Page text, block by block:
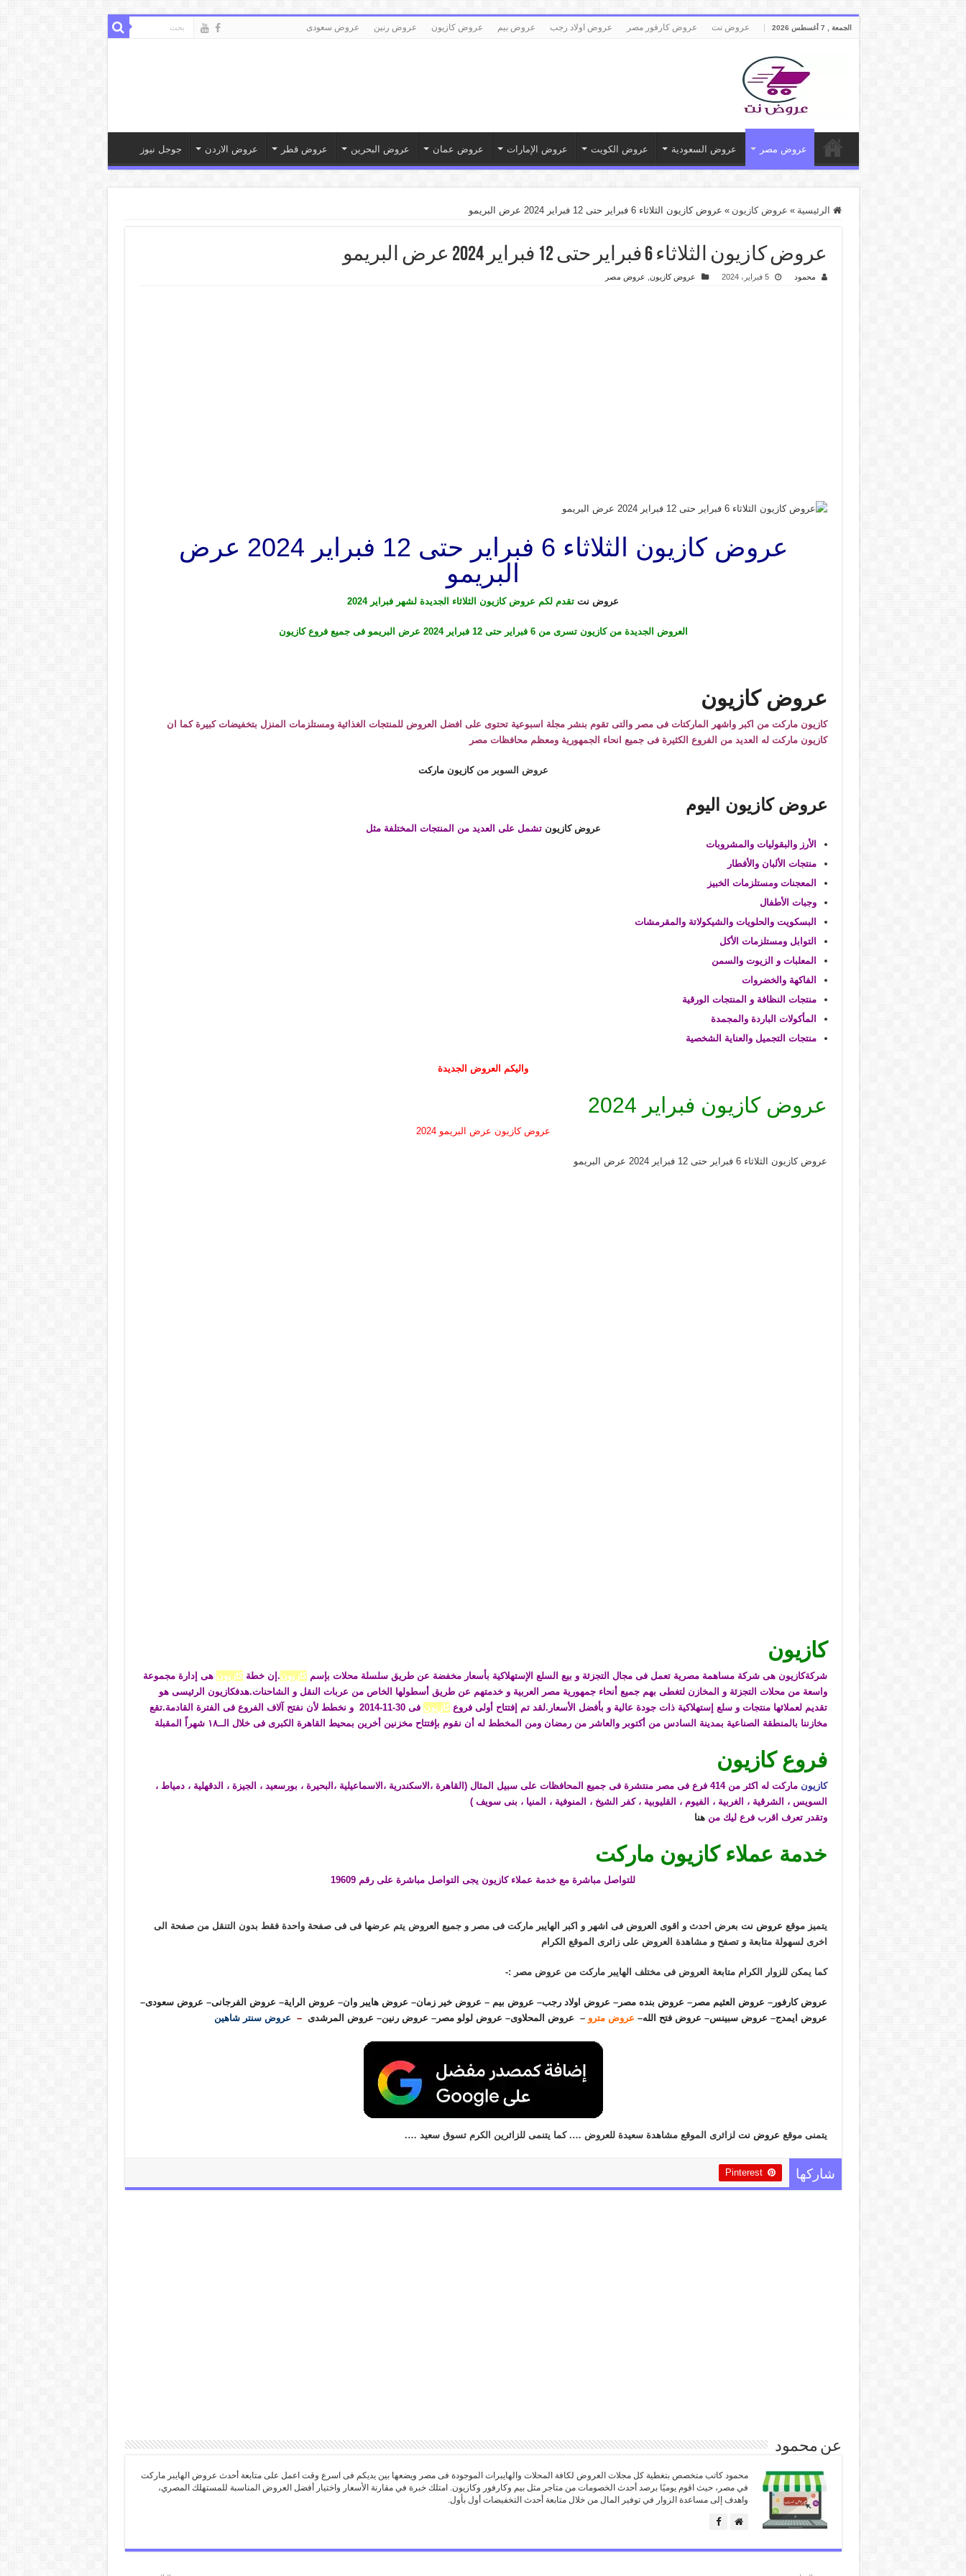
الجمعة , 7 أغسطس 2026 عروض نت عروض كارفور مصر عروض اولاد رجب عروض بيم عروض كازيون عروض رنين عروض سعودى
عروض مصر عروض السعودية عروض الكويت عروض الإمارات عروض عمان عروض البحرين عروض قطر عروض الاردن جوجل نيوز
الرئيسية » عروض كازيون » عروض كازيون الثلاثاء 6 فبراير حتى 12 فبراير 2024 عرض البريمو
عروض كازيون الثلاثاء 6 فبراير حتى 12 فبراير 2024 عرض البريمو
محمود 5 فبراير، 2024 عروض كازيون عروض مصر
عروض كازيون الثلاثاء 6 فبراير حتى 12 فبراير 2024 عرض
البريمو
عروض نت تقدم لكم عروض كازيون الثلاثاء الجديدة لشهر فبراير 2024
العروض الجديدة من كازيون تسرى من 6 فبراير حتى 12 فبراير 2024 عرض البريمو فى جميع فروع كازيون
عروض كازيون
كازيون ماركت من اكبر واشهر الماركتات فى مصر والتى تقوم بنشر مجلة اسبوعية تحتوى على افضل العروض للمنتجات الغذائية ومستلزمات المنزل بتخفيضات كبيرة كما ان
كازيون ماركت له العديد من الفروع الكثيرة فى جميع انحاء الجمهورية ومعظم محافظات مصر
عروض السوبر منكازيون ماركت
عروض كازيون اليوم
عروض كازيون تشمل على العديد من المنتجات المختلفة مثل
الأرز والبقوليات والمشروبات
منتجات الألبان والأفطار
المعجنات ومستلزمات الخبيز
وجبات الأطفال
البسكويت والحلويات والشيكولاتة والمقرمشات
التوابل ومستلزمات الأكل
المعلبات و الزيوت والسمن
الفاكهة والخضروات
منتجات النظافة و المنتجات الورقية
المأكولات الباردة والمجمدة
منتجات التجميل والعناية الشخصية
واليكم العروض الجديدة
عروض كازيون فبراير 2024
عروض كازيون عرض البريمو 2024
عروض كازيون الثلاثاء 6 فبراير حتى 12 فبراير 2024 عرض البريمو
كازيون
شركةكازيون هى شركة مساهمة مصرية تعمل فى مجال التجزئة و بيع السلع الإستهلاكية بأسعار مخفضة عن طريق سلسلة محلات بإسمكازيون.إن خطةكازيون هى إدارة مجموعة
واسعة من محلات التجزئة و المخازن لتغطى بهم جميع أنحاء جمهورية مصر العربية و خدمتهم عن طريق أسطولها الخاص من عربات النقل و الشاحنات.هدفكازيون الرئيسى هو
تقديم لعملائها منتجات و سلع إستهلاكية ذات جودة عالية و بأفضل الأسعار.لقد تم إفتتاح أولى فروعكازيون
فى 30-11-2014 و نخطط لأن نفتح آلاف الفروع فى الفترة القادمة.تقع
مخازننا بالمنطقة الصناعية بمدينة السادس من أكتوبر والعاشر من رمضان ومن المخطط له أن نقوم بإفتتاح مخزنين أخرين بمحيط القاهرة الكبرى فى خلال الــ١٨ شهراً المقبلة
فروع كازيون
كازيون
ماركت له اكثر من 414 فرع فى مصر منتشرة فى جميع المحافظات على سبيل المثال (القاهرة ،الاسكندرية ،الاسماعيلية ،البحيرة ، بورسعيد ، الجيزة ، الدقهلية ، دمياط ،
السويس ، الشرقية ، الغربية ، الفيوم ، القليوبية ، كفر الشيخ ، المنوفية ، المنيا ، بنى سويف )
وتقدر تعرف اقرب فرع ليك من هنا
خدمة عملاء كازيون ماركت
للتواصل مباشرة مع خدمة عملاء كازيون يجى التواصل مباشرة على رقم 19609
يتميز موقع عروض نت بعرض احدث و اقوى العروض فى اشهر و اكبر الهايبر ماركت فى مصر و جميع العروض يتم عرضها فى فى صفحة واحدة فقط بدون التنقل من صفحة الى
اخرى لسهولة متابعة و تصفح و مشاهدة العروض على زائرى الموقع الكرام
كما يمكن للزوار الكرام متابعة العروض فى مختلف الهايبر ماركت من عروض مصر :-
عروض كارفور– عروض العثيم مصر– عروض بنده مصر– عروض اولاد رجب– عروض بيم – عروض خير زمان– عروض هايبر وان– عروض الراية– عروض الفرجانى– عروض سعودى–
عروض ايمدج– عروض سبينس– عروض فتح الله– عروض مترو – عروض المحلاوى– عروض لولو مصر– عروض رنين– عروض المرشدى – عروض سنتر شاهين
يتمنى موقع عروض نت لزائرى الموقع مشاهدة سعيدة للعروض …. كما يتنمى للزائرين الكرم تسوق سعيد ….
شاركها Pinterest
عن محمود
محمود كاتب متخصص بتغطية كل مجلات العروض لكافة المحلات والهايبرات الموجودة فى مصر ويضعها بين يديكم فى اسرع وقت اعمل على متابعة أحدث عروض الهايبر ماركت
في مصر، حيث اقوم يوميًا برصد أحدث الخصومات من متاجر مثل بيم وكارفور وكازيون. امتلك خبرة في مقارنة الأسعار واختيار أفضل العروض المناسبة للمستهلك المصري،
واهدف إلى مساعدة الزوار في توفير المال من خلال متابعة أحدث التخفيضات أول بأول.